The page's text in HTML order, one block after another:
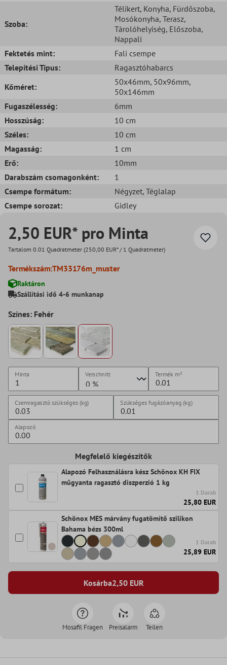
Szoba:
Télikert, Konyha, Fürdőszoba,
Mosókonyha, Terasz,
Tárolóhelyiség, Előszoba,
Nappali
Fektetés mint:
Fali csempe
Telepítési Típus:
Ragasztóhabarcs
Kőméret:
50x46mm, 50x96mm,
50x146mm
Fugaszélesség:
6mm
Hosszúság:
10 cm
Széles:
10 cm
Magasság:
1 cm
Erő:
10mm
Darabszám csomagonként:
1
Csempe formátum:
Négyzet, Téglalap
Csempe sorozat:
Gidley
2,50 EUR* pro Minta
Tartalom 0.01 Quadratmeter (250,00 EUR* / 1 Quadratmeter)
Termékszám:TM33176m_muster
Raktáron
Szállítási idő 4-6 munkanap
Színes: Fehér
Minta Verschnitt Termék m²
Csemragasztó szükséges (kg) Szükséges fugázóanyag (kg)
Alapozó
Megfelelő kiegészítők
Alapozó Felhasználásra kész Schönox KH FIX
műgyanta ragasztó diszperzió 1 kg
1 Darab
25,80 EUR
Schönox MES márvány fugatömítő szilikon
Bahama bézs 300ml
1 Darab
25,89 EUR
Kosárba2,50EUR
Mosafil Fragen Preisalarm Teilen